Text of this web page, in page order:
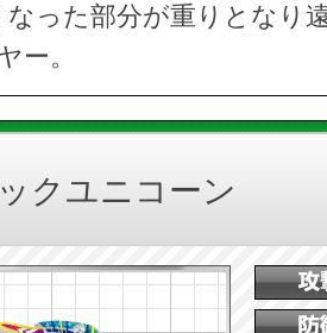
なった部分が重りとなり
ー。
クユニコーン